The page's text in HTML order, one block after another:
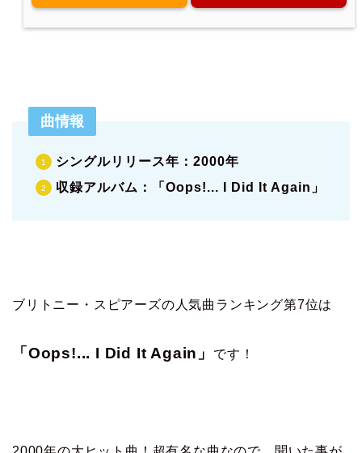
曲情報
シングルリリース年：2000年
収録アルバム：「Oops!... I Did It Again」
ブリトニー・スピアーズの人気曲ランキング第7位は
「Oops!... I Did It Again」 です！